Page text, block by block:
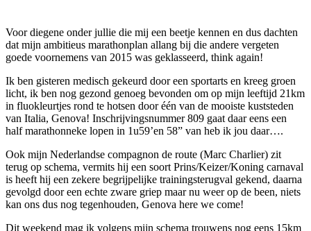
Voor diegene onder jullie die mij een beetje kennen en dus dachten
dat mijn ambitieus marathonplan allang bij die andere vergeten
goede voornemens van 2015 was geklasseerd, think again!
Ik ben gisteren medisch gekeurd door een sportarts en kreeg groen
licht, ik ben nog gezond genoeg bevonden om op mijn leeftijd 21km
in fluokleurtjes rond te hotsen door één van de mooiste kuststeden
van Italia, Genova! Inschrijvingsnummer 809 gaat daar eens een
half marathonneke lopen in 1u59’en 58” van heb ik jou daar….
Ook mijn Nederlandse compagnon de route (Marc Charlier) zit
terug op schema, vermits hij een soort Prins/Keizer/Koning carnaval
is heeft hij een zekere begrijpelijke trainingsterugval gekend, daarna
gevolgd door een echte zware griep maar nu weer op de been, niets
kan ons dus nog tegenhouden, Genova here we come!
Dit weekend mag ik volgens mijn schema trouwens nog eens 15km